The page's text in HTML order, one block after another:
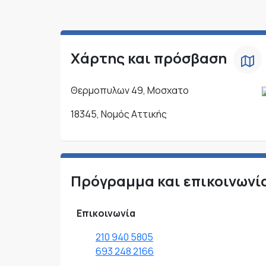
Χάρτης και πρόσβαση
Θερμοπυλων 49, Μοσχατο
18345, Νομός Αττικής
Πρόγραμμα και
Επικοινωνία
210 940 5805
693 248 2166